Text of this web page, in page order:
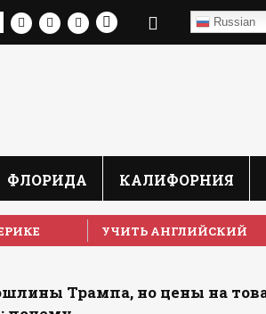
Russian
ФЛОРИДА КАЛИФОРНИЯ
УЧИТЬ АНГЛИЙСКИЙ
Трампа, но цены на